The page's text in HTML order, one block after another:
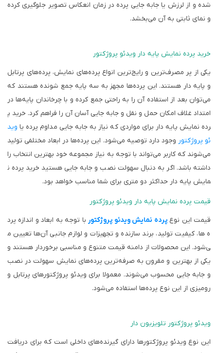
شده و از لرزش یا جابه جایی پرده در زمان انعکاس تصویر جلوگیری کرده
و نمای ثابتی به آن می‌بخشد.
خرید پرده نمایش پایه دار ویدئو پروژکتور
یکی از پر مصرف‌ترین و رایج‌ترین انواع پرده‌های نمایش، پرده‌های پرتابل
و پایه دار هستند. این پرده‌ها مجهز به سه پایه جمع شونده هستند که
می‌توان بعد از استفاده آن را به راحتی جمع کرده و با چرخاندان پایه‌ها در
امتداد غلاف امکان حمل و نقل و جابه جایی آسان آن را فراهم کرد. خرید پ
رده نمایش پایه دار برای مواردی که نیاز به جابه جایی مداوم پرده یا وید
ئو پروژکتور وجود دارد توصیه می‌شود. این پرده‌ها در ابعاد مختلفی تولید
می‌شوند که کاربر می‌تواند با توجه به نیاز مجموعه خود بهترین انتخاب را
داشته باشد. اگر به دنبال سهولت نصب و جابه جایی هستید خرید پرده ن
مایش پایه دار حداکثر دو متری برای شما مناسب خواهد بود.
قیمت پرده نمایش پایه دار ویدئو پروژکتور
قیمت این نوعپرده‌ نمایش ویدئو پروژکتور با توجه به ابعاد و اندازه پرد
ه ها، کیفیت تولید، برند سازنده و تجهیزات و لوازم جانبی آن‌ها تعیین م
ی‌شود. این محصولات از دامنه قیمت متنوع و مناسبی برخوردار هستند و
یکی از بهترین و مقرون به صرفه‌ترین پرده‌های نمایش سهولت در نصب
و جابه جایی محسوب می‌شوند. معمولا برای ویدئو پروژکتورهای پرتابل و
رومیزی از این نوع پرده‌ها استفاده می‌شود.
ویدئو پروژکتور تلویزیون دار
این نوع ویدئو پروژکتورها دارای گیرنده‌های داخلی است که برای دریافت